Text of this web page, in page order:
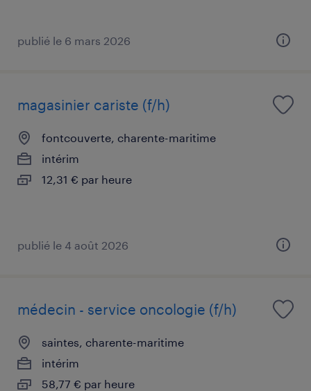
publié le 6 mars 2026
magasinier cariste (f/h)
fontcouverte, charente-maritime
intérim
12,31 € par heure
publié le 4 août 2026
médecin - service oncologie (f/h)
saintes, charente-maritime
intérim
58,77 € par heure